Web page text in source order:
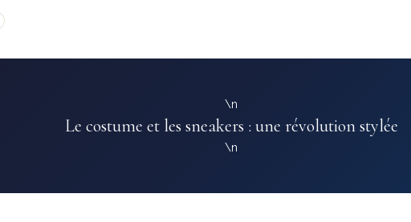
\n
Le costume et les sneakers : une révolution stylée
\n